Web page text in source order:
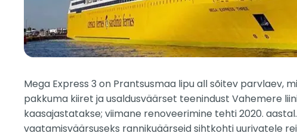
Mega Express 3 on Prantsusmaa lipu all sõitev parvlaev,
pakkuma kiiret ja usaldusväärset teenindust Vahemere
kaasajastatakse; viimane renoveerimine tehti 2020.
vaatamisväärsuseks rannikuäärseid sihtkohti uurivatele